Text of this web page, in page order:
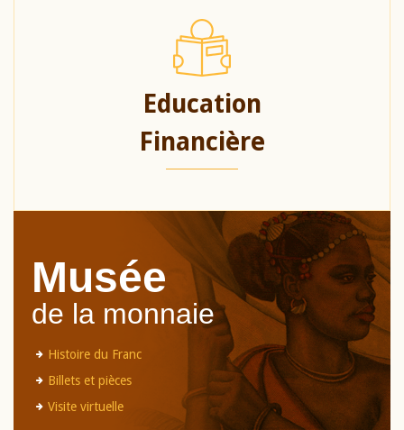
Education
Financière
Musée
de la monnaie
Histoire du Franc
Billets et pièces
Visite virtuelle